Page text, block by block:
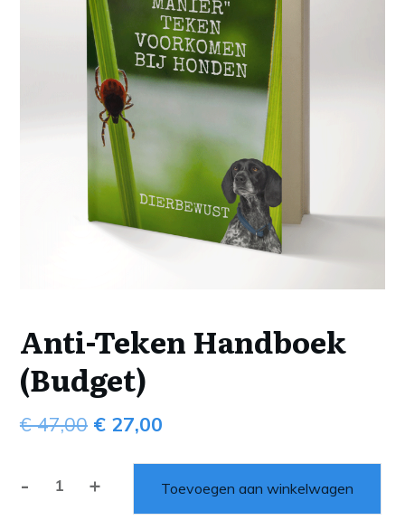
Anti-Teken Handboek
(Budget)
€47,00 € 27,00
- + Toevoegen aan winkelwagen